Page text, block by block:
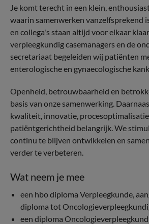
Je komt terecht in een klein,
waarin samenwerken vanzelfsprekend
en collega's staan altijd voor elkaar
verpleegkundig casemanagers en de
secretariaat begeleiden wij patiënten
enterologische en gynaecologische
Openheid, betrouwbaarheid en
basis van onze samenwerking.
kwaliteit, innovatie,
patiëntgerichtheid belangrijk. We
continu te blijven ontwikkelen en
verder te verbeteren.
Wat neem je mee
een hbo diploma Verpleegkunde,
diploma tot
een diploma